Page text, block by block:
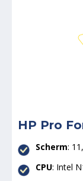
HP Pro
Scherm:
CPU: Intel